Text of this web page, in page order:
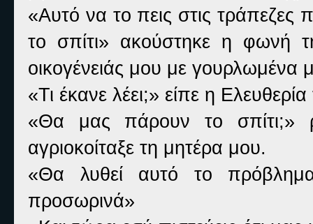
«Αυτό να το πεις στις
το σπίτι» ακούστηκε η φωνή
οικογένειάς μου με γουρλωμένα
«Τι έκανε λέει;» είπε η
«Θα μας πάρουν το σπίτι;»
αγριοκοίταξε τη μητέρα μου.
«Θα λυθεί αυτό το
προσωρινά»